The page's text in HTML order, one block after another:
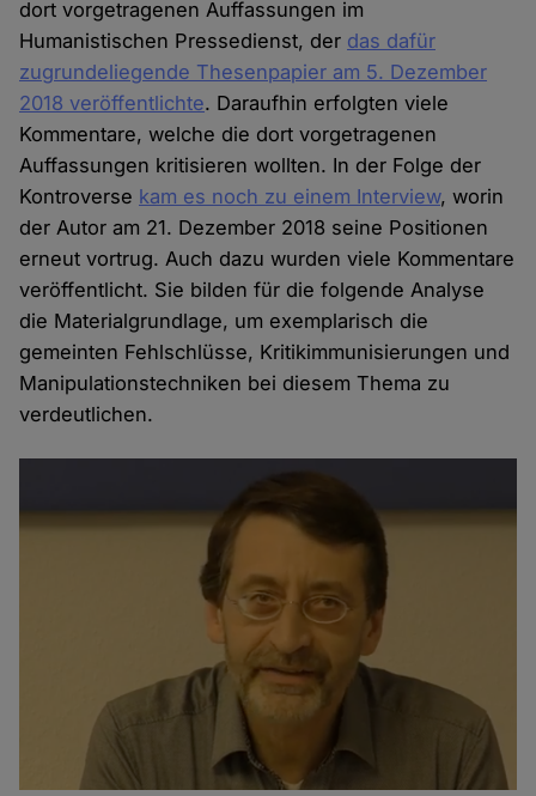
dort vorgetragenen Auffassungen im
Humanistischen Pressedienst, der das dafür
zugrundeliegende Thesenpapier am 5. Dezember
2018 veröffentlichte. Daraufhin erfolgten viele
Kommentare, welche die dort vorgetragenen
Auffassungen kritisieren wollten. In der Folge der
Kontroverse kam es noch zu einem Interview, worin
der Autor am 21. Dezember 2018 seine Positionen
erneut vortrug. Auch dazu wurden viele Kommentare
veröffentlicht. Sie bilden für die folgende Analyse
die Materialgrundlage, um exemplarisch die
gemeinten Fehlschlüsse, Kritikimmunisierungen und
Manipulationstechniken bei diesem Thema zu
verdeutlichen.